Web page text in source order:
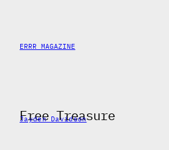
contenido
ERRR MAGAZINE
Free Treasure
Jayden Davidson